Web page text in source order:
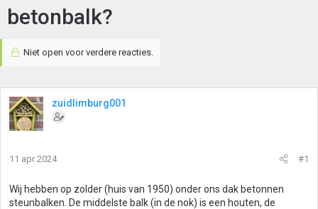
betonbalk?
Niet open voor verdere reacties.
zuidlimburg001
11 apr 2024 #1
Wij hebben op zolder (huis van 1950) onder ons dak betonnen
steunbalken. De middelste balk (in de nok) is een houten, de